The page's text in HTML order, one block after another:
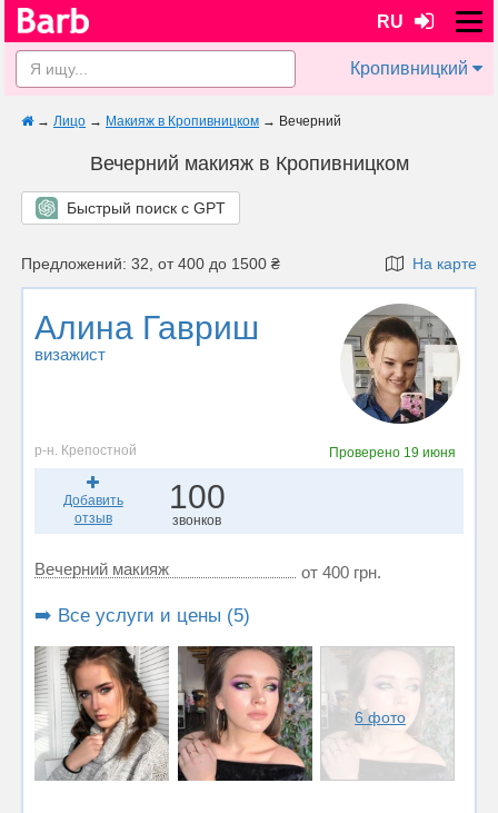
RU
Кропивницкий
→ Лицо → Макияж в Кропивницком → Вечерний
Вечерний макияж в Кропивницком
Быстрый поиск с GPT
Предложений: 32, от 400 до 1500 ₴ На карте
Алина Гавриш
визажист
р-н. Крепостной Проверено 19 июня
Добавить
отзыв
100
звонков
Вечерний макияж от 400 грн.
➡️ Все услуги и цены (5)
6 фото